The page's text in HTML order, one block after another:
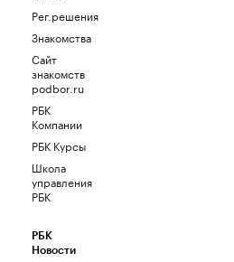
Рег.решения
Знакомства
Сайт
знакомств
podbor.ru
РБК
Компании
РБК Курсы
Школа
управления
РБК
РБК
Новости